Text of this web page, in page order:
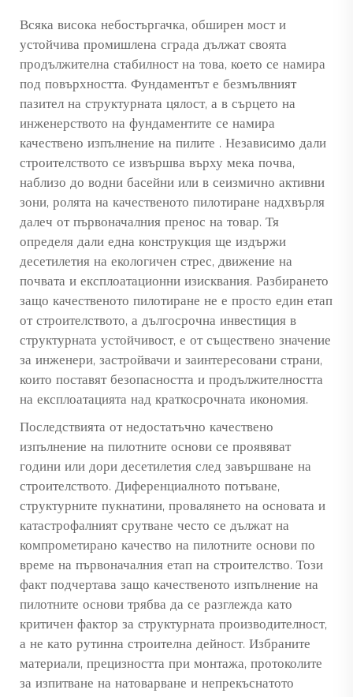
Всяка висока небостъргачка, обширен мост и
устойчива промишлена сграда дължат своята
продължителна стабилност на това, което се намира
под повърхността. Фундаментът е безмълвният
пазител на структурната цялост, а в сърцето на
инженерството на фундаментите се намира
качествено изпълнение на пилите . Независимо дали
строителството се извършва върху мека почва,
наблизо до водни басейни или в сеизмично активни
зони, ролята на качественото пилотиране надхвърля
далеч от първоначалния пренос на товар. Тя
определя дали една конструкция ще издържи
десетилетия на екологичен стрес, движение на
почвата и експлоатационни изисквания. Разбирането
защо качественото пилотиране не е просто един етап
от строителството, а дългосрочна инвестиция в
структурната устойчивост, е от съществено значение
за инженери, застройвачи и заинтересовани страни,
които поставят безопасността и продължителността
на експлоатацията над краткосрочната икономия.
Последствията от недостатъчно качествено
изпълнение на пилотните основи се проявяват
години или дори десетилетия след завършване на
строителството. Диференциалното потъване,
структурните пукнатини, провалянето на основата и
катастрофалният срутване често се дължат на
компрометирано качество на пилотните основи по
време на първоначалния етап на строителство. Този
факт подчертава защо качественото изпълнение на
пилотните основи трябва да се разглежда като
критичен фактор за структурната производителност,
а не като рутинна строителна дейност. Избраните
материали, прецизността при монтажа, протоколите
за изпитване на натоварване и непрекъснатото